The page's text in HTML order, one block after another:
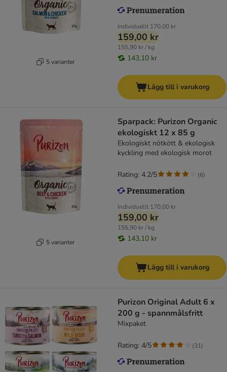
5 varianter
Individuellt 170,00 kr
159,00 kr
155,90 kr / kg
143,10 kr
Lägg till i varukorg
5 varianter
Sparpack: Purizon Organic
ekologiskt 12 x 85 g
Ekologiskt nötkött & ekologisk
kyckling med ekologisk morot
Individuellt 170,00 kr
159,00 kr
155,90 kr / kg
143,10 kr
Rating: 4.2/5 (6)
Lägg till i varukorg
Purizon Original Adult 6 x
200 g - spannmålsfritt
Mixpaket
Rating: 4/5 (31)